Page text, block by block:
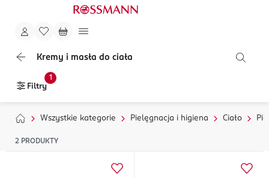
Kremy i masła do ciała
Filtry
1
Wszystkie kategorie Pielęgnacja i higiena Ciało
2 PRODUKTY